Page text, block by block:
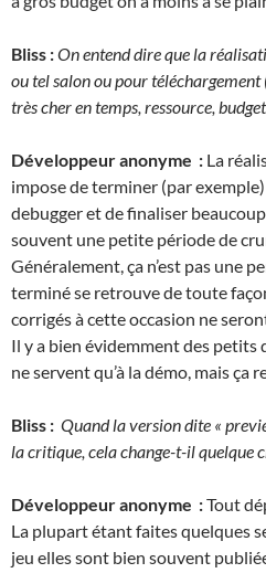
Bliss :On entend dire que la
ou tel salon ou pour
très cher en temps, ressource,
Développeur anonyme : La
impose de terminer (par
debugger et de finaliser
souvent une petite période de
Généralement, ça n’est pas une
terminé se retrouve de toute
corrigés à cette occasion ne
Il y a bien évidemment des petits
ne servent qu’à la démo, mais ça
Bliss : Quand la version dite «
la critique, cela change-t-il quelque
Développeur anonyme :Tout
La plupart étant faites quelques
jeu elles sont bien souvent